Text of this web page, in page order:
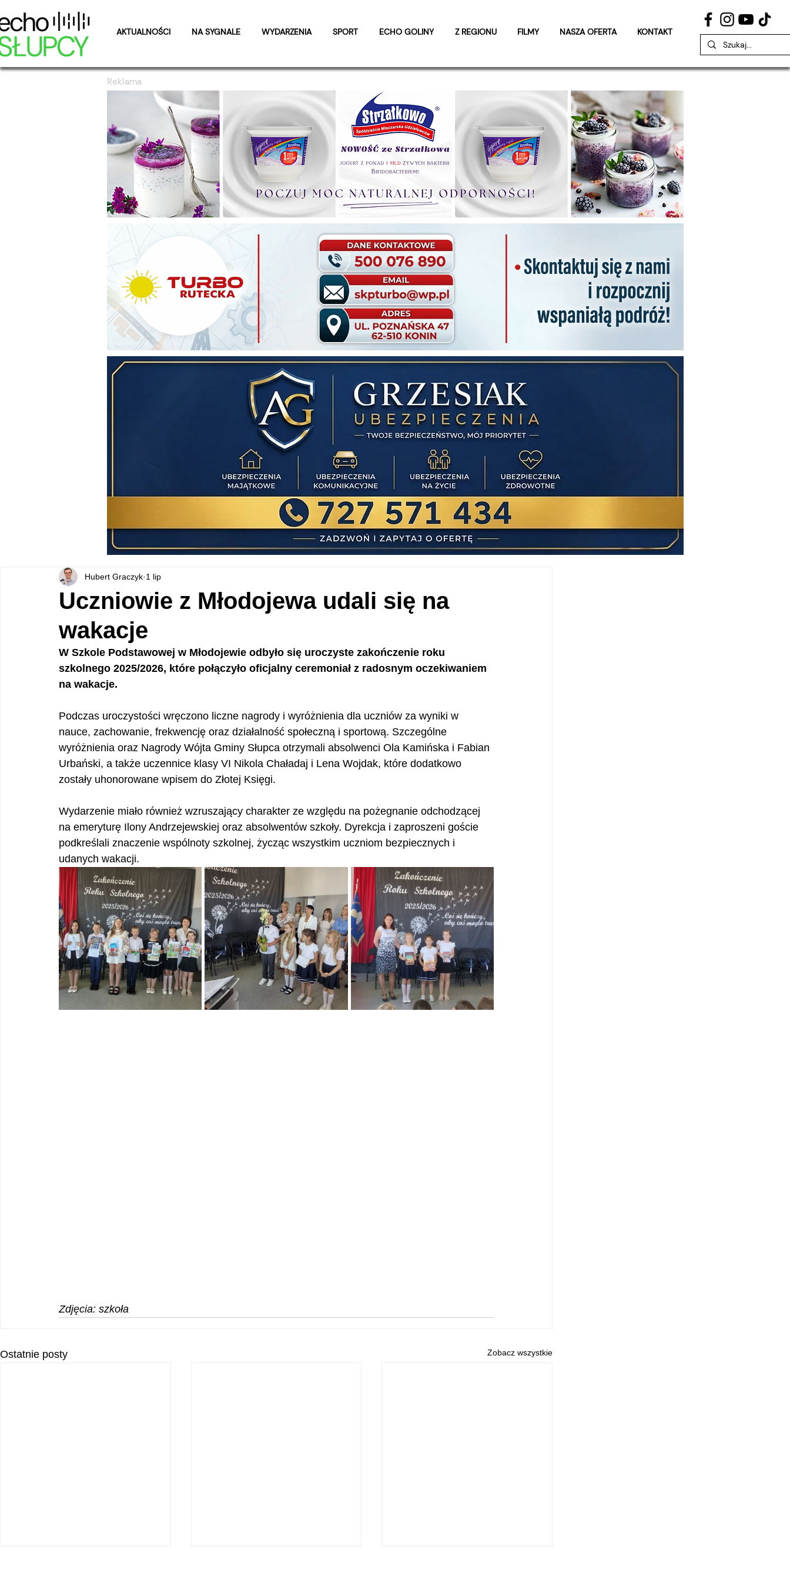
AKTUALNOŚCI NA SYGNALE WYDARZENIA SPORT ECHO GOLINY Z REGIONU FILMY NASZA OFERTA KONTAKT
Reklama
Uczniowie z Młodojewa udali się na
wakacje
Hubert Graczyk 1 lip
W Szkole Podstawowej w Młodojewie odbyło się uroczyste zakończenie roku
szkolnego 2025/2026, które połączyło oficjalny ceremoniał z radosnym oczekiwaniem
na wakacje.
Podczas uroczystości wręczono liczne nagrody i wyróżnienia dla uczniów za wyniki w
nauce, zachowanie, frekwencję oraz działalność społeczną i sportową. Szczególne
wyróżnienia oraz Nagrody Wójta Gminy Słupca otrzymali absolwenci Ola Kamińska i Fabian
Urbański, a także uczennice klasy VI Nikola Chaładaj i Lena Wojdak, które dodatkowo
zostały uhonorowane wpisem do Złotej Księgi.
Wydarzenie miało również wzruszający charakter ze względu na pożegnanie odchodzącej
na emeryturę Ilony Andrzejewskiej oraz absolwentów szkoły. Dyrekcja i zaproszeni goście
podkreślali znaczenie wspólnoty szkolnej, życząc wszystkim uczniom bezpiecznych i
udanych wakacji.
Zdjęcia: szkoła
Ostatnie posty Zobacz wszystkie